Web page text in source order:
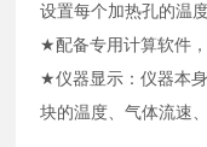
设置每个加热孔的温
★配备专用计算软件
★仪器显示：仪器本
块的温度、气体流速